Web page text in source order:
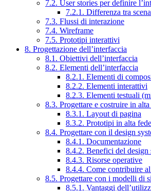
7.2. User stories per definire
7.2.1. Differenza tra
7.3. Flussi di interazione
7.4. Wireframe
7.5. Prototipi interattivi
8. Progettazione dell’interfaccia
8.1. Obiettivi dell’interfaccia
8.2. Elementi dell’interfaccia
8.2.1. Elementi di
8.2.2. Elementi interattivi
8.2.3. Elementi testuali
8.3. Progettare e costruire in alta
8.3.1. Layout di pagina
8.3.2. Prototipi in alta
8.4. Progettare con il design
8.4.1. Documentazione
8.4.2. Benefici del design
8.4.3. Risorse operative
8.4.4. Come contribuire
8.5. Progettare con i modelli di
8.5.1. Vantaggi